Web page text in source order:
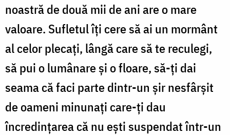
noastră de două mii de ani are o mare
valoare. Sufletul îți cere să ai un mormânt
al celor plecați, lângă care să te reculegi,
să pui o lumânare și o floare, să-ți dai
seama că faci parte dintr-un șir nesfârșit
de oameni minunați care-ți dau
încredințarea că nu ești suspendat într-un